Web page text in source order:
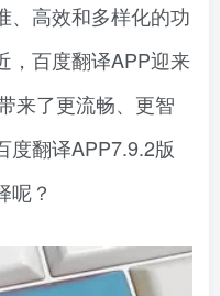
、高效和多样化的功
，百度翻译APP迎来
来了更流畅、更智
度翻译APP7.9.2版
呢？